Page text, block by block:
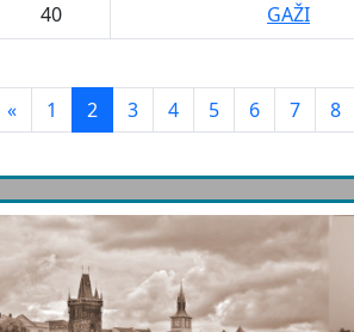
40
GAŽI
« 1 2 3 4 5 6 7 8